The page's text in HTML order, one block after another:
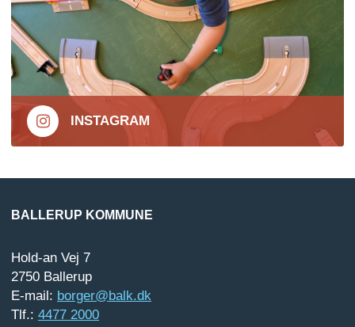
INSTAGRAM
BALLERUP KOMMUNE
Hold-an Vej 7
2750 Ballerup
E-mail: borger@balk.dk
Tlf.: 4477 2000